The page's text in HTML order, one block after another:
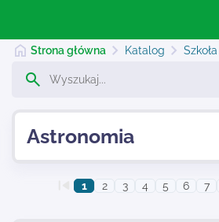
Dodaj stronę
Strona główna Katalog Szkoła
Astronomia
1 2 3 4 5 6 7